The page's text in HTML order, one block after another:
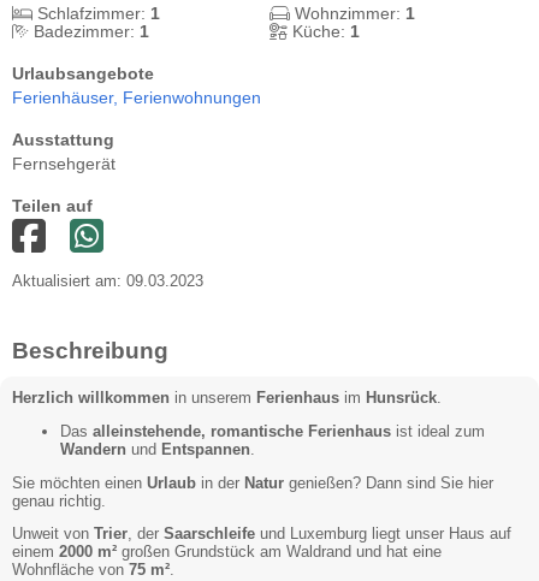
Schlafzimmer: 1 Wohnzimmer: 1
Badezimmer: 1 Küche: 1
Urlaubsangebote
Ferienhäuser, Ferienwohnungen
Ausstattung
Fernsehgerät
Teilen auf
Aktualisiert am: 09.03.2023
Beschreibung
Herzlich willkommen in unserem Ferienhaus im Hunsrück.
Das alleinstehende, romantische Ferienhaus ist ideal zum
Wandern und Entspannen
Sie möchten einen Urlaub in der Natur genießen? Dann sind Sie hier
genau richtig.
Unweit von Trier, der Saarschleife und Luxemburg liegt unser Haus auf
einem 2000 m² großen Grundstück am Waldrand und hat eine
Wohnfläche von 75 m².